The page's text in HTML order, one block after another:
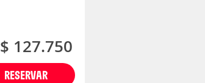
RESERVAR
$ 127.750